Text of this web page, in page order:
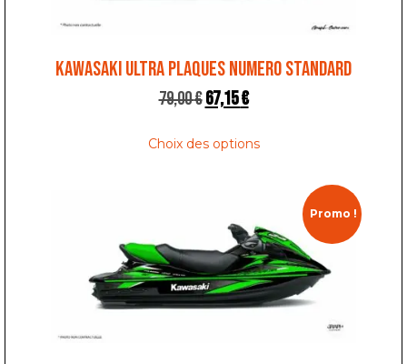
KAWASAKI ULTRA PLAQUES NUMERO STANDARD
79,00€67,15€
Choix des options
Promo !